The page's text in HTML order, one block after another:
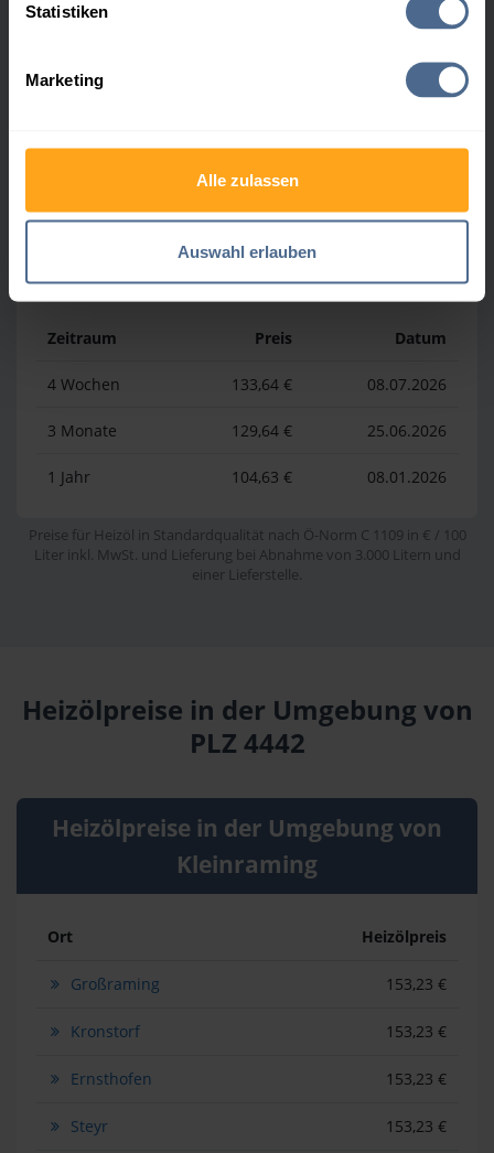
Statistiken
Marketing
Alle zulassen
Auswahl erlauben
Datum
4 Wochen 30.07.2026
196,93 €
Heizölpreis-Tiefstwerte
Zeitraum Preis Datum
4 Wochen 133,64 € 08.07.2026
3 Monate 129,64 € 25.06.2026
1 Jahr 104,63 € 08.01.2026
Preise für Heizöl in Standardqualität nach Ö-Norm C 1109 in € / 100
Liter inkl. MwSt. und Lieferung bei Abnahme von 3.000 Litern und
einer Lieferstelle.
Heizölpreise in der Umgebung von
PLZ 4442
Heizölpreise in der Umgebung von
Kleinraming
Ort Heizölpreis
Großraming 153,23 €
Kronstorf 153,23 €
Ernsthofen 153,23 €
Steyr 153,23 €